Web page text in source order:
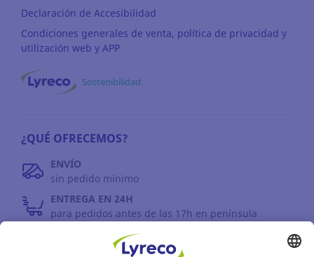
Declaración de Accesibilidad
Condiciones generales de venta, política de privacidad y
utilización web y APP
Sostenibilidad
¿QUÉ OFRECEMOS?
ENVÍO
sin pedido mínimo
ENTREGA EN 24H
para pedidos antes de las 17h en península
DEVOLUCIONES
antes de 30 días